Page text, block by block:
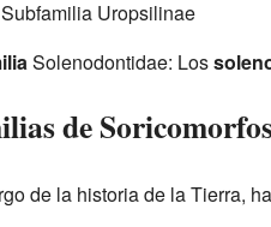
Subfamilia Uropsilinae
Solenodontidae: Los
de
de la historia de la Tierra,